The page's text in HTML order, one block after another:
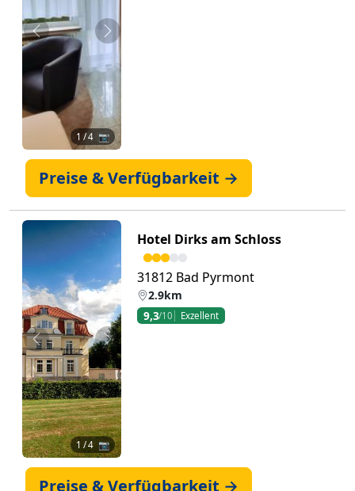
Zurück Weiter
1 / 4 📷
Preise & Verfügbarkeit →
Zurück Weiter
1 / 4 📷
Hotel Dirks am Schloss
31812 Bad Pyrmont
2.9km
9,3/10 Exzellent
Preise & Verfügbarkeit →